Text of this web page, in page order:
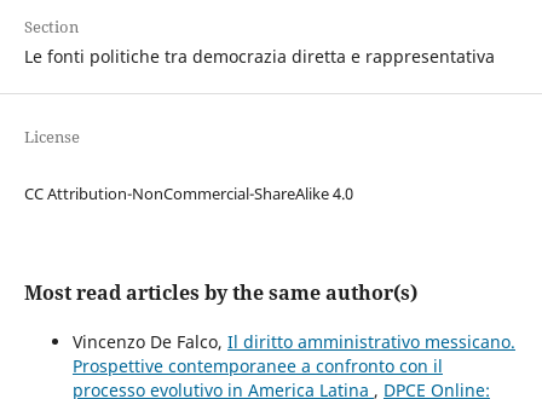
Section
Le fonti politiche tra democrazia diretta e rappresentativa
License
CC Attribution-NonCommercial-ShareAlike 4.0
Most read articles by the same author(s)
Vincenzo De Falco, Il diritto amministrativo messicano.
Prospettive contemporanee a confronto con il
processo evolutivo in America Latina , DPCE Online: